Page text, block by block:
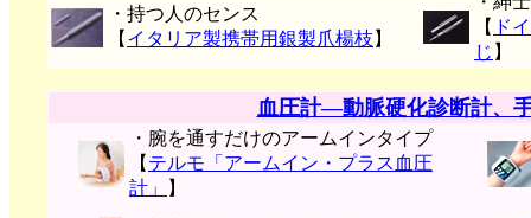
・持つ人のセンス
【 イタリア製携帯用銀製爪楊枝 】
【 ド
じ 】
血圧計―動脈硬化診断計、
・腕を通すだけのアームインタイプ
【 テルモ「アームイン・プラス血圧
計」
】